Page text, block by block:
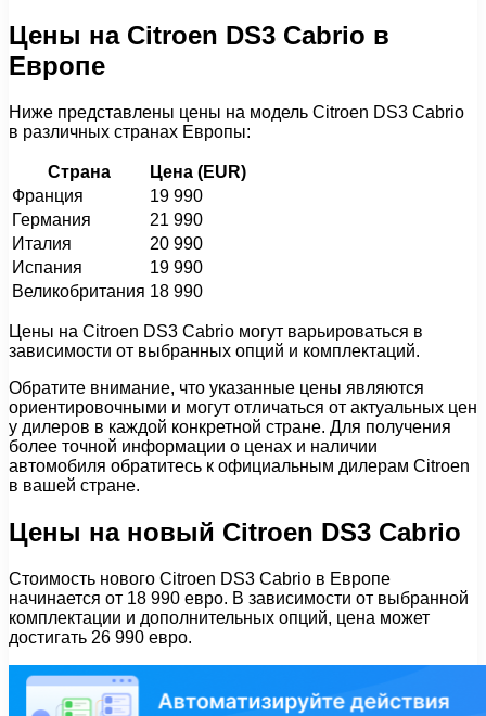
Цены на Citroen DS3 Cabrio в
Европе
Ниже представлены цены на модель Citroen DS3 Cabrio
в различных странах Европы:
Страна
Цена (EUR)
Франция
19 990
Германия
21 990
Италия
20 990
Испания
19 990
Великобритания 18 990
Цены на Citroen DS3 Cabrio могут варьироваться в
зависимости от выбранных опций и комплектаций.
Обратите внимание, что указанные цены являются
ориентировочными и могут отличаться от актуальных цен
у дилеров в каждой конкретной стране. Для получения
более точной информации о ценах и наличии
автомобиля обратитесь к официальным дилерам Citroen
в вашей стране.
Цены на новый Citroen DS3 Cabrio
Стоимость нового Citroen DS3 Cabrio в Европе
начинается от 18 990 евро. В зависимости от выбранной
комплектации и дополнительных опций, цена может
достигать 26 990 евро.